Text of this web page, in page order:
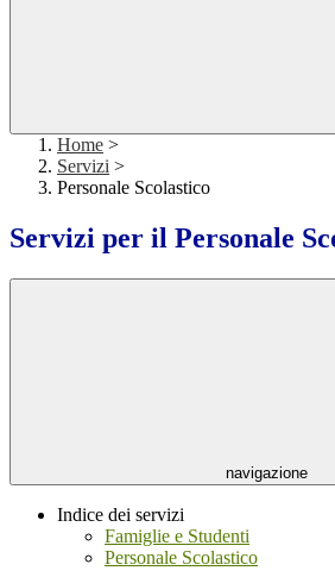
Home >
Servizi >
Personale Scolastico
Servizi per il Personale
navigazione
Indice dei servizi
Famiglie e Studenti
Personale Scolastico